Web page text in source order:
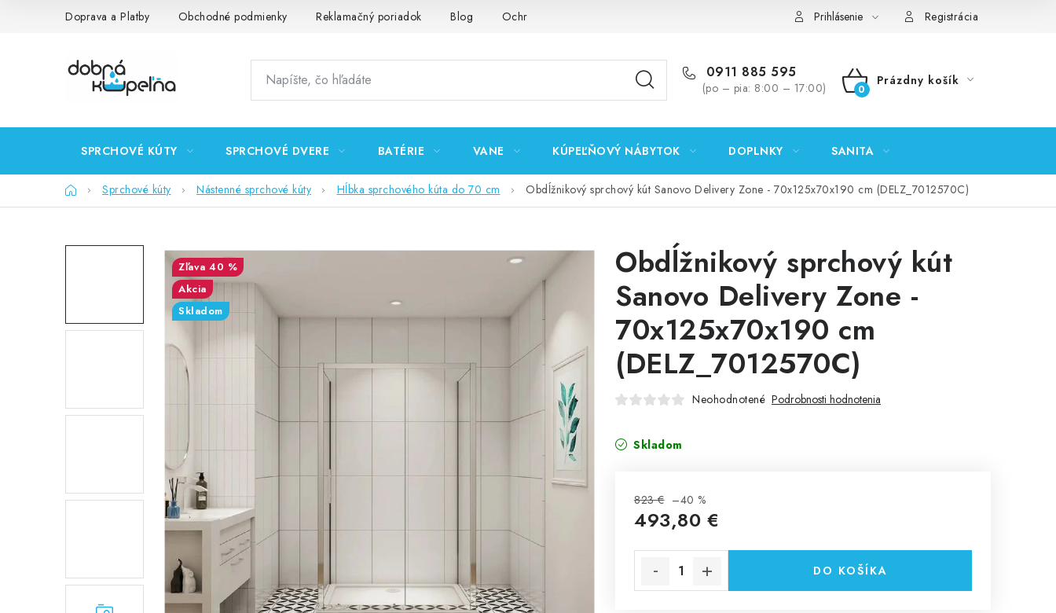
Doprava a Platby Obchodné podmienky Reklamačný poriadok Blog Ochrana osobných údajov GDPR Predajňa Nitra Formulár na vrátenie tovaru
Prihlásenie Registrácia
0911 885 595
(po – pia: 8:00 – 17:00)
NÁKUPNÝ
Prázdny košík
SPRCHOVÉ KÚTY SPRCHOVÉ DVERE BATÉRIE VANE KÚPEĽŇOVÝ NÁBYTOK DOPLNKY SANITA
DomovSprchové kúty Nástenné sprchové kúty Hĺbka sprchového kúta do 70 cm Obdĺžnikový sprchový kút Sanovo Delivery Zone - 70x125x70x190 cm (DELZ_7012570C)
Obdĺžnikový sprchový kút
Sanovo Delivery Zone -
70x125x70x190 cm
(DELZ_7012570C)
Neohodnotené Podrobnosti hodnotenia
Skladom
823 € –40 %
493,80 €
DO KOŠÍKA
40 %
Akcia
Skladom